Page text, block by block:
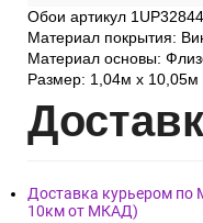
Обои артикул
Материал покрытия:
Материал основы:
Размер: 1,04м х 10,05м
Дост
Доставка курьером по
10км от МКАД)